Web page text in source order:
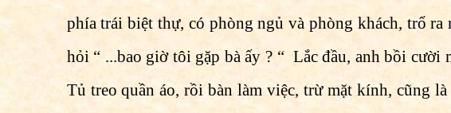
phía trái biệt thự, có phòng ngủ và phòng khách, trổ
hỏi “ ...bao giờ tôi gặp bà ấy ? “ Lắc đầu, anh bồi cười
Tủ treo quần áo, rồi bàn làm việc, trừ mặt kính, cũng